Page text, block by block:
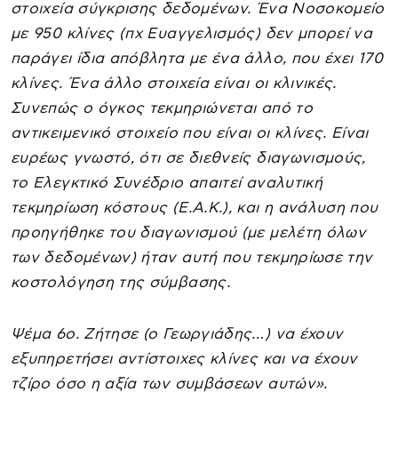
στοιχεία σύγκρισης δεδομένων. Ένα Νοσοκομείο
με 950 κλίνες (πχ Ευαγγελισμός) δεν μπορεί να
παράγει ίδια απόβλητα με ένα άλλο, που έχει 170
κλίνες. Ένα άλλο στοιχεία είναι οι κλινικές.
Συνεπώς ο όγκος τεκμηριώνεται από το
αντικειμενικό στοιχείο που είναι οι κλίνες. Είναι
ευρέως γνωστό, ότι σε διεθνείς διαγωνισμούς,
το Ελεγκτικό Συνέδριο απαιτεί αναλυτική
τεκμηρίωση κόστους (Ε.Α.Κ.), και η ανάλυση που
προηγήθηκε του διαγωνισμού (με μελέτη όλων
των δεδομένων) ήταν αυτή που τεκμηρίωσε την
κοστολόγηση της σύμβασης.
Ψέμα 6ο. Ζήτησε (ο Γεωργιάδης…) να έχουν
εξυπηρετήσει αντίστοιχες κλίνες και να έχουν
τζίρο όσο η αξία των συμβάσεων αυτών».